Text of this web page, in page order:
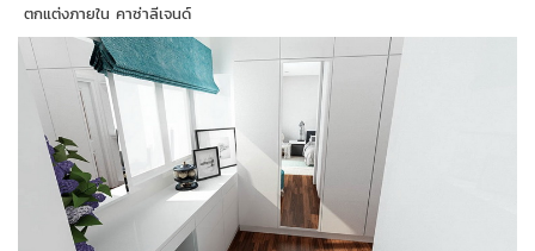
ตกแต่งภายใน คาซ่าลีเจนด์